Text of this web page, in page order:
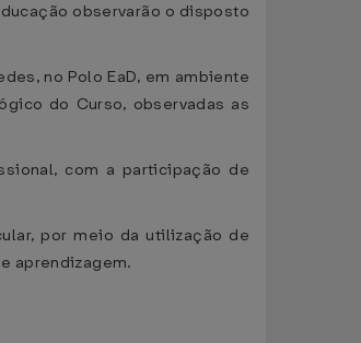
observarão o disposto
no Polo EaD, em ambiente
do Curso, observadas as
com a participação de
por meio da utilização de
aprendizagem.